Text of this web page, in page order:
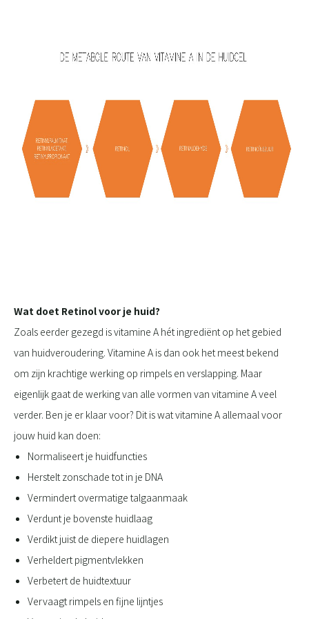
Wat doet Retinol voor je huid?
Zoals eerder gezegd is vitamine A hét ingrediënt op het gebied
van huidveroudering. Vitamine A is dan ook het meest bekend
om zijn krachtige werking op rimpels en verslapping. Maar
eigenlijk gaat de werking van alle vormen van vitamine A veel
verder. Ben je er klaar voor? Dit is wat vitamine A allemaal voor
jouw huid kan doen:
Normaliseert je huidfuncties
Herstelt zonschade tot in je DNA
Vermindert overmatige talgaanmaak
Verdunt je bovenste huidlaag
Verdikt juist de diepere huidlagen
Verheldert pigmentvlekken
Verbetert de huidtextuur
Vervaagt rimpels en fijne lijntjes